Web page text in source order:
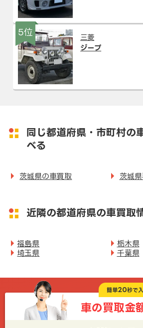
5位
三菱
ジープ
同じ都道府県・市町村の
べる
茨城県の車買取 茨城
近隣の都道府県の車買取
福島県
栃木県
埼玉県
千葉県
簡単20秒で
車の買取金